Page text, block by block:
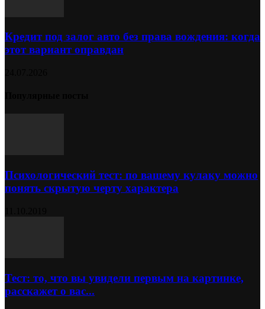
Кредит под залог авто без права вождения: когда
этот вариант оправдан
Психологический тест: по вашему кулаку можно
понять скрытую черту характера
Тест: то, что вы увидели первым на картинке,
расскажет о вас...